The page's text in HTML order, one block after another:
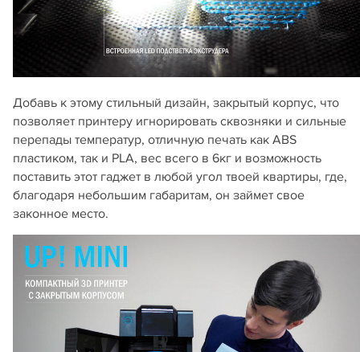
Добавь к этому стильный дизайн, закрытый корпус, что
позволяет принтеру игнорировать сквозняки и сильные
перепады температур, отличную печать как ABS
пластиком, так и PLA, вес всего в 6кг и возможность
поставить этот гаджет в любой угол твоей квартиры, где,
благодаря небольшим габаритам, он займет свое
законное место.